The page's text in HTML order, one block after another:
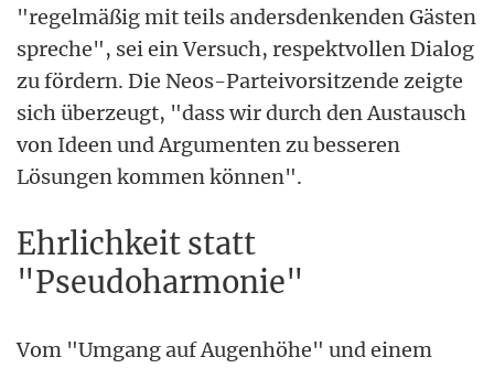
"regelmäßig mit teils andersdenkenden Gästen
spreche", sei ein Versuch, respektvollen Dialog
zu fördern. Die Neos-Parteivorsitzende zeigte
sich überzeugt, "dass wir durch den Austausch
von Ideen und Argumenten zu besseren
Lösungen kommen können".
Ehrlichkeit statt
"Pseudoharmonie"
Vom "Umgang auf Augenhöhe" und einem